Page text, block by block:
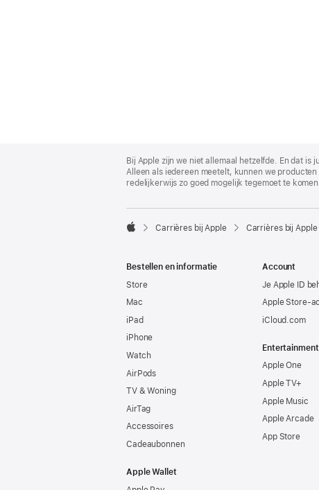
Footer
Bij Apple zijn we niet allemaal hetzelfde. En dat
Alleen als iedereen meetelt, kunnen we
redelijkerwijs zo goed mogelijk tegemoet te

Carrières bij Apple Carrières bij Apple
Bestellen en informatie
Store
Mac
iPad
iPhone
Watch
AirPods
TV & Woning
AirTag
Accessoires
Cadeaubonnen
Apple Wallet
Account
Je Apple ID
Apple Store-
iCloud.com
Entertainment
Apple One
Apple TV+
Apple Music
Apple Arcade
App Store